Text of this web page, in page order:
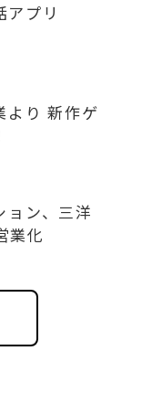
プリ
より 新作ゲ
ョン、三洋
業化